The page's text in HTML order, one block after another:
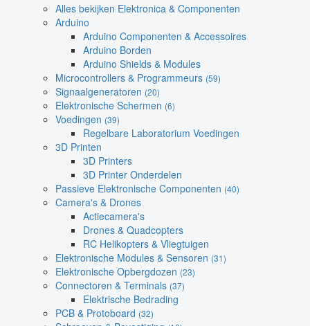
Alles bekijken Elektronica & Componenten
Arduino
Arduino Componenten & Accessoires
Arduino Borden
Arduino Shields & Modules
Microcontrollers & Programmeurs (59)
Signaalgeneratoren (20)
Elektronische Schermen (6)
Voedingen (39)
Regelbare Laboratorium Voedingen
3D Printen
3D Printers
3D Printer Onderdelen
Passieve Elektronische Componenten (40)
Camera's & Drones
Actiecamera's
Drones & Quadcopters
RC Helikopters & Vliegtuigen
Elektronische Modules & Sensoren (31)
Elektronische Opbergdozen (23)
Connectoren & Terminals (37)
Elektrische Bedrading
PCB & Protoboard (32)